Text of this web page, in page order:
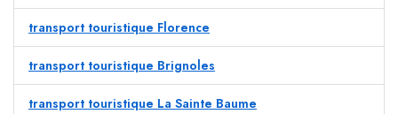
transport touristique Florence
transport touristique Brignoles
transport touristique La Sainte Baume